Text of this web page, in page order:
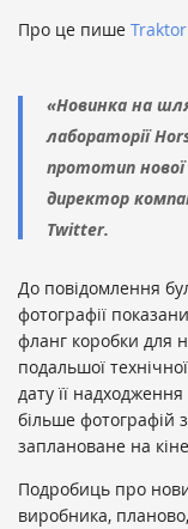
Про це пише
«Новинка на
лабораторії
прототип нової
директор
Twitter.
До повідомлення
фотографії
фланг коробки для
подальшої
дату її
більше фотографій
заплановане на
Подробиць про
виробника,